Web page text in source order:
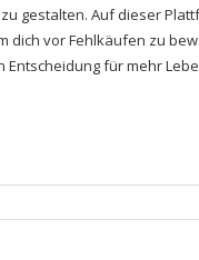
gestalten. Auf dieser
dich vor Fehlkäufen zu
Entscheidung für mehr